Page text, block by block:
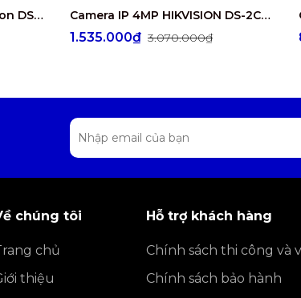
Camera IP PTZ 4MP Hikvision DS-2SE3C404MWG-E/14 Camera IP 4MP HIKVISION DS-2CD1347G2-L
1.535.000₫ 3.070.000₫
chúng tôi
chủ
thiệu
Hỗ trợ khách hàng
Chính sách thi công và
Chính sách bảo hành